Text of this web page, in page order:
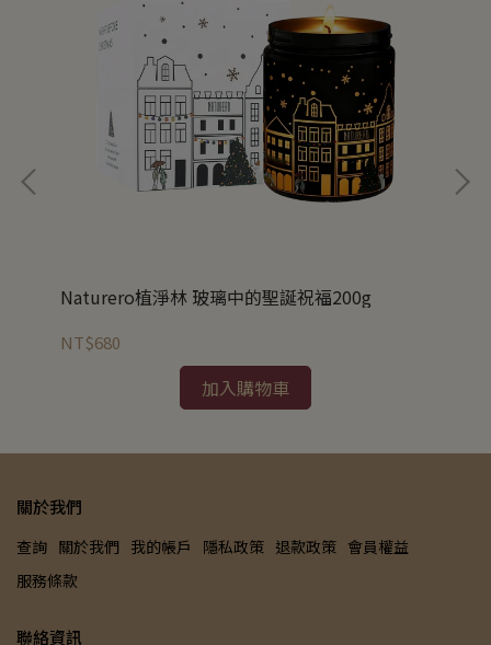
Naturero植淨林 玻璃中的聖誕祝福200g
NT$680
加入購物車
關於我們
查詢 關於我們 我的帳戶 隱私政策 退款政策 會員權益
服務條款
聯絡資訊